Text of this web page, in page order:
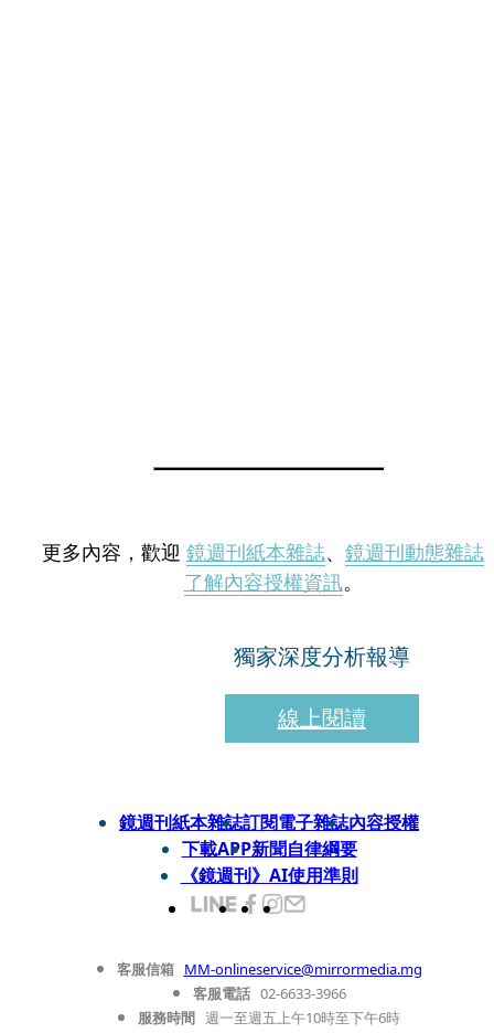
更多內容，歡迎 鏡週刊紙本雜誌、 鏡週刊動態雜誌
了解內容授權資訊。
獨家深度分析報導
線上閱讀
鏡週刊紙本雜誌訂閱電子雜誌內容授權
下載APP新聞自律綱要
《鏡週刊》AI使用準則
客服信箱 MM-onlineservice@mirrormedia.mg
客服電話 02-6633-3966
服務時間 週一至週五上午10時至下午6時